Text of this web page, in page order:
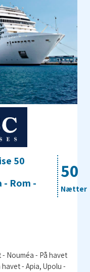
50
Nætter
50
Rom -
- Nouméa - På havet
- Apia, Upolu -